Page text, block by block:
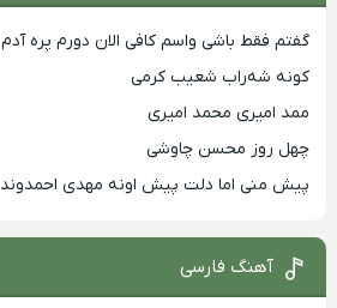
گفتم فقط باشی واسم کافی الان دورم پره آدم
کونه شه‌راب شعیب کرمی
ممد امیری محمد امیری
چهل روز محسن چاوشی
پیش منی اما دلت پیش اونه مهدی احمدوند
آهنگ فارسی